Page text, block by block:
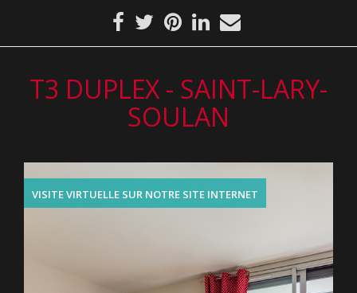
T3 DUPLEX - SAINT-LARY-
SOULAN
VISITE VIRTUELLE SUR NOTRE SITE INTERNET